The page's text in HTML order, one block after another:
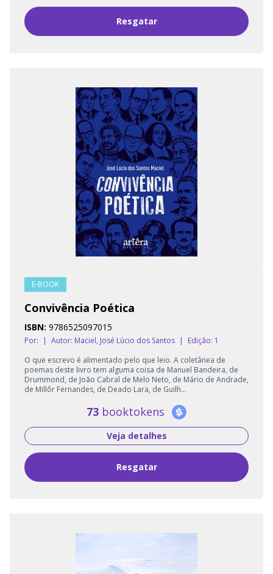
Resgatar
E-BOOK
Convivência Poética
ISBN: 9786525097015
Por: | Autor: Maciel, José Lúcio dos Santos |
Edição: 1
O que escrevo é alimentado pelo que leio. A coletânea de
poemas deste livro tem alguma coisa de Manuel Bandeira, de
Drummond, de João Cabral de Melo Neto, de Mário de Andrade,
de Millôr Fernandes, de Deado Lara, de Guilh...
73 booktokens
Veja detalhes
Resgatar